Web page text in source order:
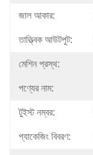
জাল আকার:
তাত্ত্বিক আউটপুট:
মেশিন প্রস্থ:
পণ্যের নাম:
টুইস্ট নম্বর:
প্যাকেজিং বিবরণ: